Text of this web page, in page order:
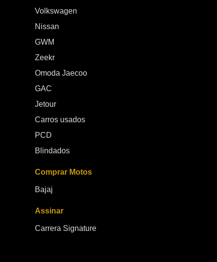
Volkswagen
Nissan
GWM
Zeekr
Omoda Jaecoo
GAC
Jetour
Carros usados
PCD
Blindados
Comprar Motos
Bajaj
Assinar
Carrera Signature